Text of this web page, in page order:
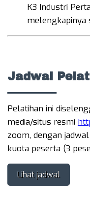
K3 Industri
melengkapinya
Jadwal
Pelatihan ini
media/situs resmi
zoom, dengan
kuota peserta (3
Lihat jadwal